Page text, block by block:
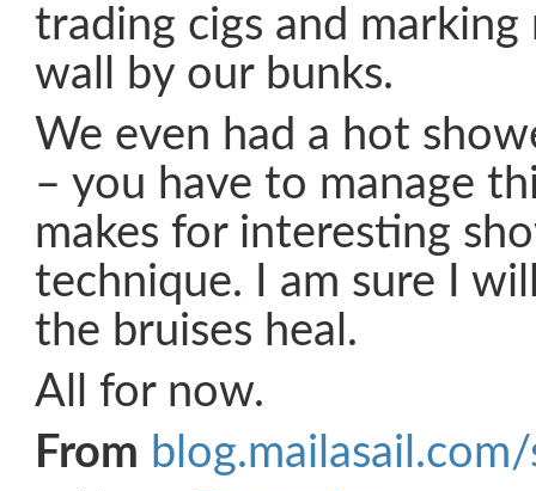
trading cigs and
wall by our bunks.
We even had a hot
– you have to manage
makes for interesting
technique. I am sure I
the bruises heal.
All for now.
From